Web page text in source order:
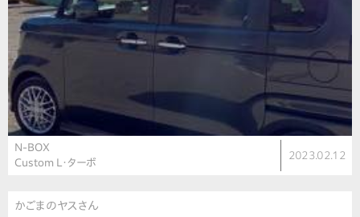
N-BOX
Custom L・ターボ
2023.02.12
かごまのヤスさん